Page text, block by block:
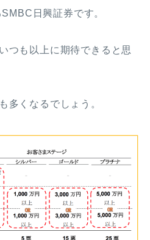
日興証券です。
つも以上に期待できると思
多くなるでしょう。